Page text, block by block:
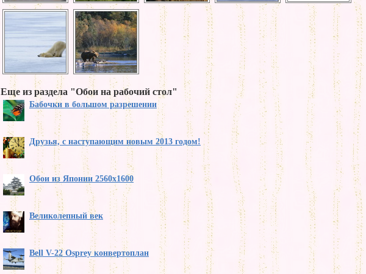
Еще из раздела "Обои на рабочий стол"
Бабочки в большом разрешении
Друзья, с наступающим новым 2013 годом!
Обои из Японии 2560x1600
Великолепный век
Bell V-22 Osprey конвертоплан